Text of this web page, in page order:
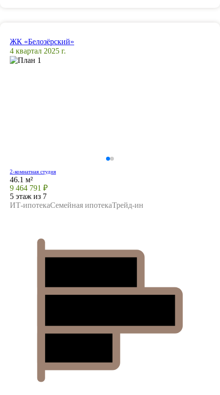
ЖК «Белозёрский»
4 квартал 2025 г.
2-комнатная студия
46.1 м²
9 464 791 ₽
5 этаж из 7
ИТ-ипотекаСемейная ипотекаТрейд-ин